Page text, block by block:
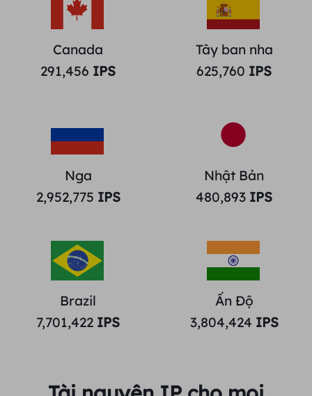
Canada
291,456 IPS
Tây ban nha
625,760 IPS
Nga
2,952,775 IPS
Nhật Bản
480,893 IPS
Brazil
7,701,422 IPS
Ấn Độ
3,804,424 IPS